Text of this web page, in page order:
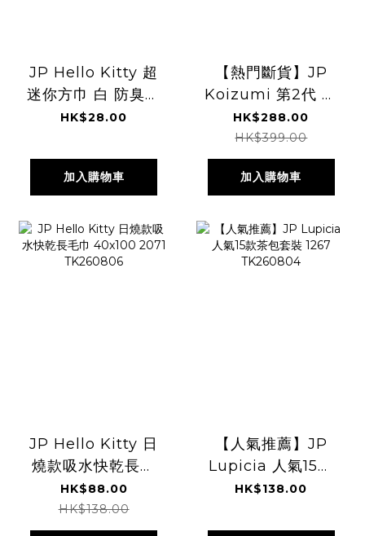
JP Hello Kitty 超
迷你方巾 白 防臭抗
菌 20x20 4546
HK$28.00
加入購物車
【熱門斷貨】JP
Koizumi 第2代 無
線USB迷你瀏海捲
髮梳 可拆電 4981
TK260806
HK$288.00
HK$399.00
加入購物車
JP Hello Kitty 日
燒款吸水快乾長毛
巾 40x100 2071
TK260806
HK$88.00
HK$138.00
【人氣推薦】JP
Lupicia 人氣15款
茶包套裝 1267
HK$138.00